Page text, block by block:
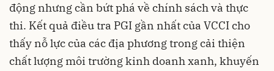
động nhưng cần bứt phá về chính sách và thực
thi. Kết quả điều tra PGI gần nhất của VCCI cho
thấy nỗ lực của các địa phương trong cải thiện
chất lượng môi trường kinh doanh xanh, khuyến